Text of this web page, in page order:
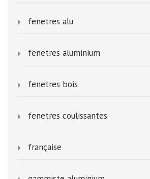
fenetres alu
fenetres aluminium
fenetres bois
fenetres coulissantes
française